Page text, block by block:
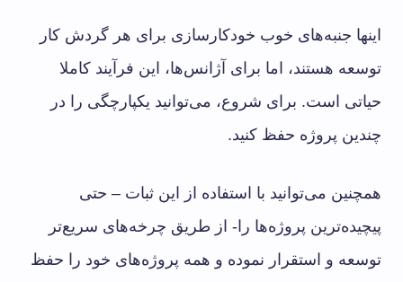
اینها جنبه‌های خوب خودکارسازی برای هر گردش کار
توسعه هستند، اما برای آژانس‌ها، این فرآیند کاملا
حیاتی است. برای شروع، می‌توانید یکپارچگی را در
چندین پروژه حفظ کنید.
همچنین می‌توانید با استفاده از این ثبات – حتی
پیچیده‌ترین پروژه‌ها را- از طریق چرخه‌های سریع‌تر
توسعه و استقرار نموده و همه پروژه‌های خود را حفظ